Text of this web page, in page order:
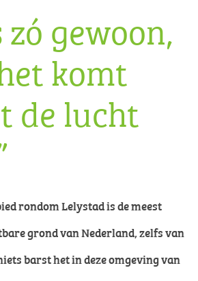
zó gewoon,
komt
de lucht
rondom Lelystad is de meest
grond van Nederland, zelfs van
barst het in deze omgeving van